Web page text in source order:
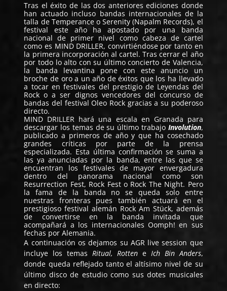
Tras el éxito de las dos anteriores ediciones donde
han actuado incluso bandas internacionales de la
talla de Temperance o Serenity (Napalm Records), el
festival este año ha apostado por una banda
nacional de primer nivel como cabeza de cartel
como es MIND DRILLER, convirtiéndose por tanto en
la primera incorporación al cartel. Tras cerrar el año
por todo lo alto con su último concierto de Valencia,
la banda levantina pone con este anuncio un
broche de oro a un año de éxitos que los ha llevado
a tocar en festivales del prestigio de Leyendas del
Rock o a ser dignos vencedores del concurso de
bandas del festival Oleo Rock gracias a su poderoso
directo.
MIND DRILLER hará una escala en Granada para
descargar los temas de su último trabajo Involution,
publicado a primeros de año y que ha cosechado
grandes críticas por parte de la prensa
especializada. Esta última confirmación se suma a
las ya anunciadas por la banda, entre las que se
encuentran los festivales de mayor envergadura
dentro del panorama nacional como son
Resurrection Fest, Rock Fest o Rock The Night. Pero
la fama de la banda no se queda solo entre
nuestras fronteras pues también actuará en el
prestigioso festival alemán Rock Am Stück, además
de convertirse en la banda invitada que
acompañará a los internacionales Oomph! en sus
fechas por Alemania.
A continuación os dejamos su AGR live session que
incluye los temasRitual, Rotten e Ich Bin Anders,
donde queda reflejado tanto el altísimo nivel de su
último disco de estudio como sus dotes musicales
en directo: